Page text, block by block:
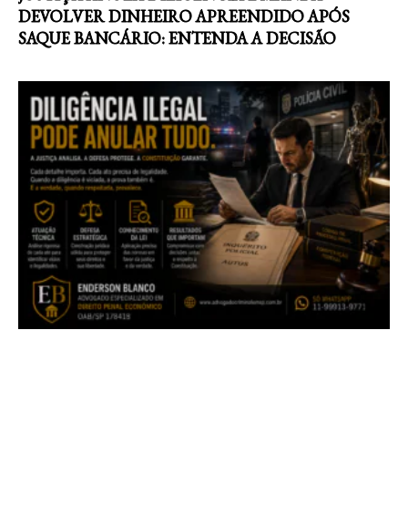
DEVOLVER DINHEIRO APREENDIDO APÓS
SAQUE BANCÁRIO: ENTENDA A DECISÃO